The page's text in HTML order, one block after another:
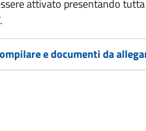
attivato presentando
e documenti da